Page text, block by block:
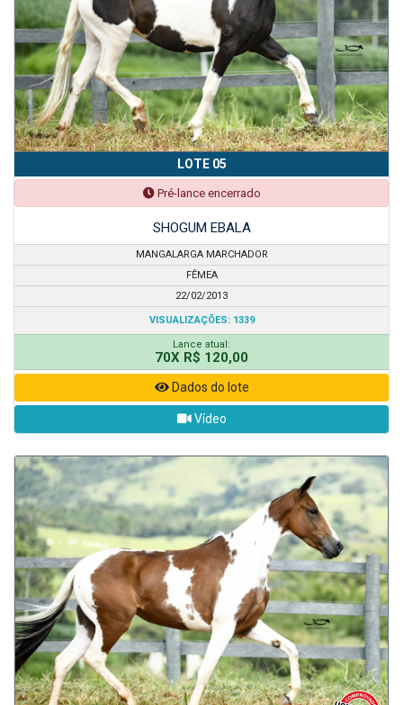
LOTE 05
Pré-lance encerrado
SHOGUM EBALA
MANGALARGA MARCHADOR
FÊMEA
22/02/2013
VISUALIZAÇÕES: 1339
Lance atual:
70X R$ 120,00
Dados do lote
Vídeo